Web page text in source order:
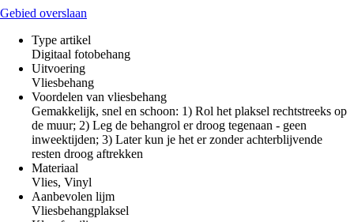
Gebied overslaan
Type artikel
Digitaal fotobehang
Uitvoering
Vliesbehang
Voordelen van vliesbehang
Gemakkelijk, snel en schoon: 1) Rol het plaksel rechtstreeks op
de muur; 2) Leg de behangrol er droog tegenaan - geen
inweektijden; 3) Later kun je het er zonder achterblijvende
resten droog aftrekken
Materiaal
Vlies, Vinyl
Aanbevolen lijm
Vliesbehangplaksel